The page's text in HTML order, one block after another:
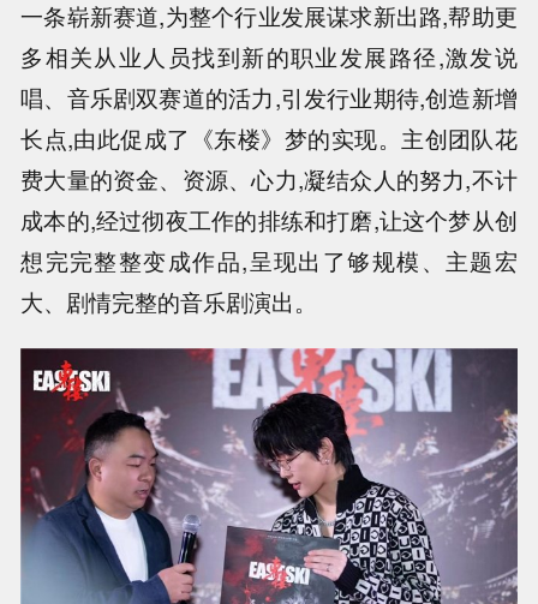
一条崭新赛道,为整个行业发展谋求新出路,帮助更
多相关从业人员找到新的职业发展路径,激发说
唱、音乐剧双赛道的活力,引发行业期待,创造新增
长点,由此促成了《东楼》梦的实现。主创团队花
费大量的资金、资源、心力,凝结众人的努力,不计
成本的,经过彻夜工作的排练和打磨,让这个梦从创
想完完整整变成作品,呈现出了够规模、主题宏
大、剧情完整的音乐剧演出。